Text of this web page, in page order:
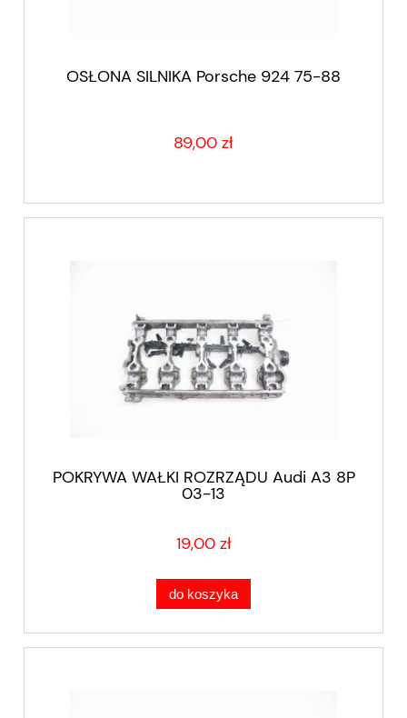
OSŁONA SILNIKA Porsche 924 75-88
89,00 zł
POKRYWA WAŁKI ROZRZĄDU Audi A3 8P
03-13
19,00 zł
do koszyka